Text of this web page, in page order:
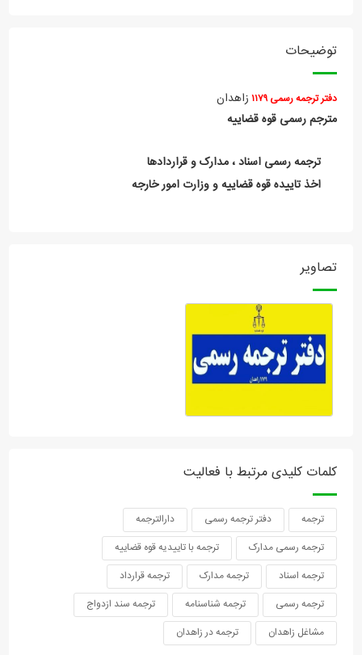
توضیحات
دفتر ترجمه رسمی ۱۱۷۹
زاهدان
مترجم رسمی قوه قضاییه
ترجمه رسمی اسناد ، مدارک و قراردادها
اخذ تاییده قوه قضاییه و وزارت امور خارجه
تصاویر
کلمات کلیدی مرتبط با فعالیت
ترجمه دفتر ترجمه رسمی
دارالترجمه
ترجمه رسمی مدارک
ترجمه با تاییدیه قوه قضاییه
ترجمه اسناد
ترجمه مدارک
ترجمه قرارداد
ترجمه رسمی
ترجمه شناسنامه
ترجمه سند ازدواج
مشاغل زاهدان
ترجمه در زاهدان